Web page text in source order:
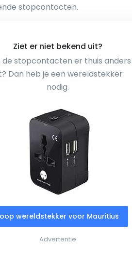
stopcontacten.
Ziet er niet bekend uit?
de stopcontacten er thuis anders
Dan heb je een wereldstekker
nodig.
wereldstekker voor Mauritius
Advertentie